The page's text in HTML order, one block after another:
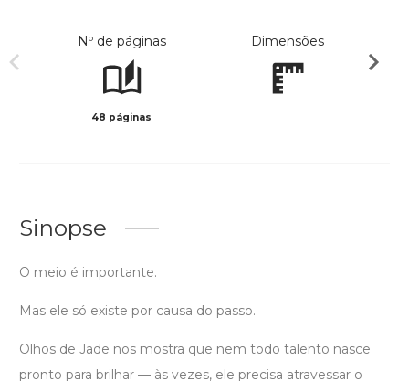
Nº de páginas
48 páginas
Dimensões
Sinopse
O meio é importante.
Mas ele só existe por causa do passo.
Olhos de Jade nos mostra que nem todo talento nasce
pronto para brilhar — às vezes, ele precisa atravessar o